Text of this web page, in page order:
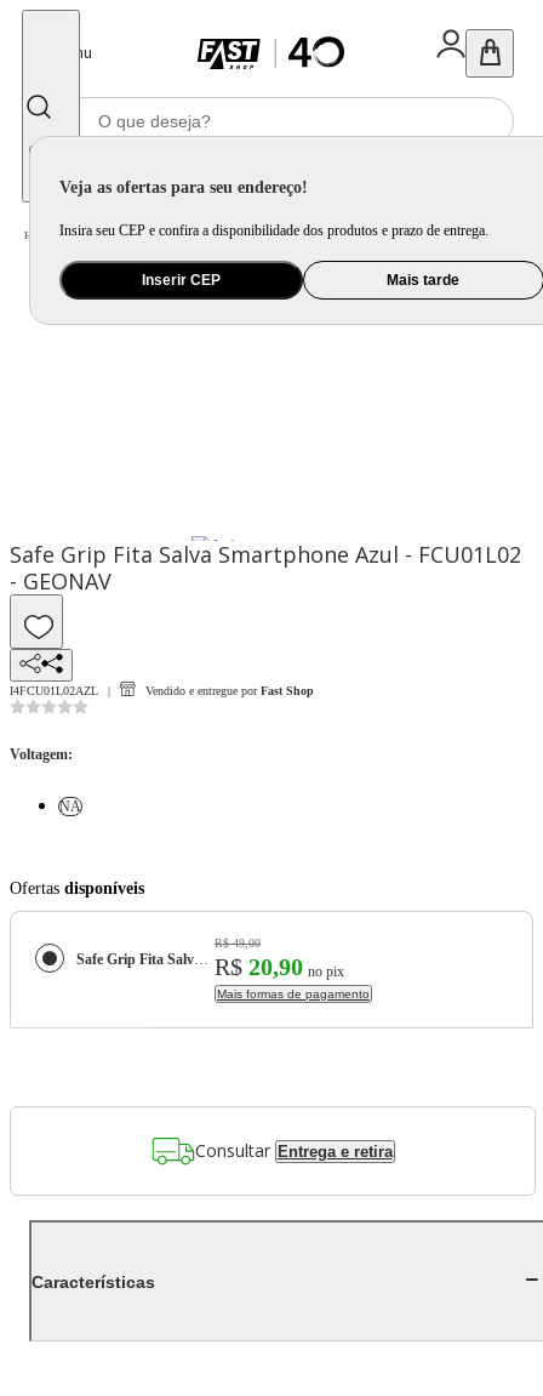
Menu
Veja as ofertas para seu endereço!
Insira seu CEP e confira a disponibilidade dos produtos e prazo de entrega.
Inserir CEP Mais tarde
Home Celular Tablet e Smartwatch / Acessório para Celular e Tablet
Safe Grip Fita Salva Smartphone Azul - FCU01L02
- GEONAV
I4FCU01L02AZL Vendido e entregue por Fast Shop
Voltagem:
NA
Ofertas disponíveis
Safe Grip Fita Salva Smartphone Azul - FCU01L02 - GEONAV
R$ 49,00
R$ 20,90 no pix
Mais formas de pagamento
Consultar Entrega e retira
Características